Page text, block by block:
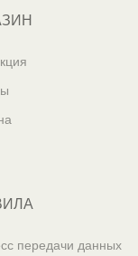
передачи данных